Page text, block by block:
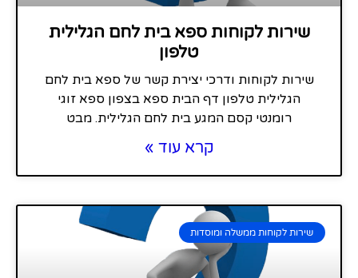
שירות לקוחות ספא בית לחם הגלילית
טלפון
שירות לקוחות ודרכי יצירת קשר של ספא בית לחם
הגלילית טלפון דף הבית ספא בצפון ספא זוגי
רומנטי קסם המגע בית לחם הגלילית. מבט
קרא עוד »
שירות לקוחות ממשלה ומוסדות